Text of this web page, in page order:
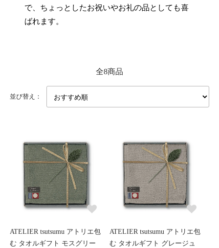
で、ちょっとしたお祝いやお礼の品としても喜
ばれます。
全8商品
並び替え：
ATELIER tsutsumu アトリエ包
む タオルギフト モスグリー
ATELIER tsutsumu アトリエ包
む タオルギフト グレージュ